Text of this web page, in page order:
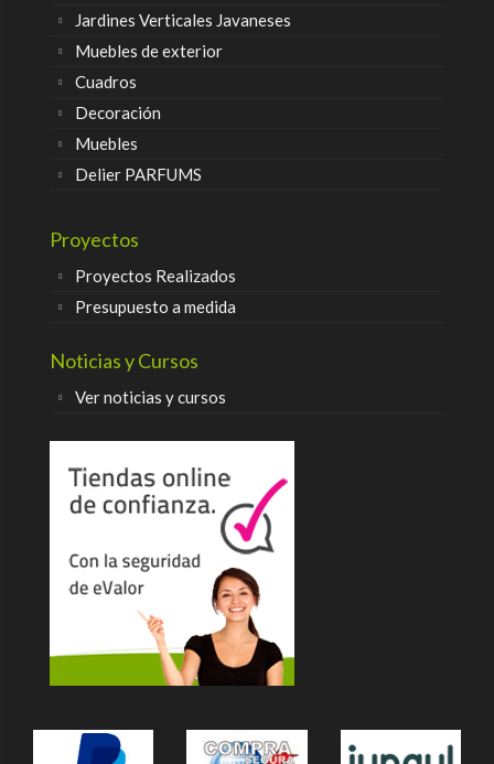
Jardines Verticales Javaneses
Muebles de exterior
Cuadros
Decoración
Muebles
Delier PARFUMS
Proyectos
Proyectos Realizados
Presupuesto a medida
Noticias y Cursos
Ver noticias y cursos